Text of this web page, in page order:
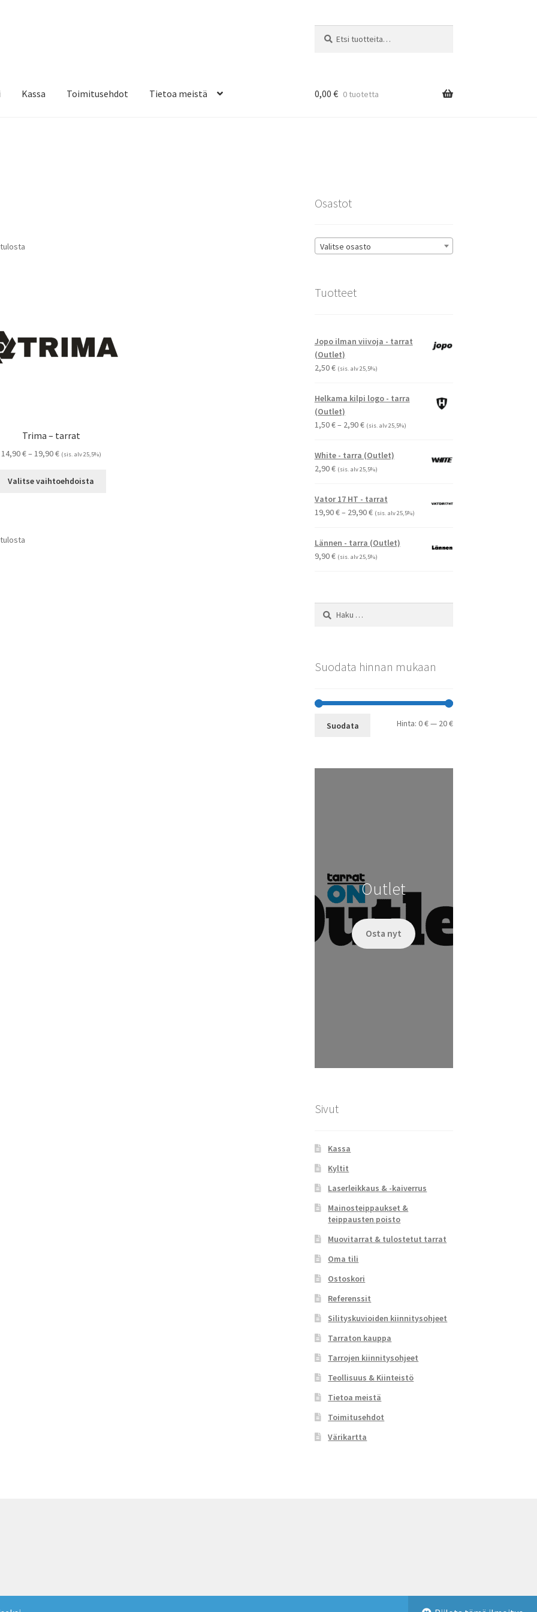
Kassa Toimitusehdot Tietoa meistä
& teippausten poisto
0,00 € 0 tuotetta
Trima – tarrat
14,90€– 19,90€Hintaluokka:
-
(sis. alv 25,5%)
Valitse vaihtoehdoista
Osastot
Valitse osasto
Tuotteet
Jopo ilman viivoja - tarrat
(Outlet)
2,50€ (sis. alv 25,5%)
Helkama kilpi logo - tarra
(Outlet)
1,50€– 2,90€Hintaluokka:
-
(sis. alv 25,5%)
White - tarra (Outlet)
2,90€ (sis. alv 25,5%)
Vator 17 HT - tarrat
19,90€– 29,90€Hintaluokka:
-
(sis. alv 25,5%)
Lännen - tarra (Outlet)
9,90€ (sis. alv 25,5%)
Haku:
Suodata hinnan mukaan
Minimihinta
Maksimihinta
Suodata Hinta: 0 €— 20 €
Outlet
Osta nyt
Sivut
Kassa
Kyltit
Laserleikkaus & -kaiverrus
Mainosteippaukset &
teippausten poisto
Muovitarrat & tulostetut tarrat
Oma tili
Ostoskori
Referenssit
Silityskuvioiden kiinnitysohjeet
Tarraton kauppa
Tarrojen kiinnitysohjeet
Teollisuus & Kiinteistö
Tietoa meistä
Toimitusehdot
Värikartta